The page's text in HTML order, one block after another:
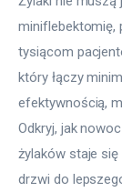
miniflebektomię,
tysiącom
który łączy
efektywnością,
Odkryj, jak
żylaków staje
drzwi do